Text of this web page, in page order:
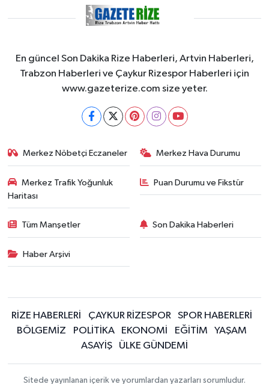
En güncel Son Dakika Rize Haberleri, Artvin Haberleri,
Trabzon Haberleri ve Çaykur Rizespor Haberleri için
www.gazeterize.com size yeter.
Merkez Nöbetçi Eczaneler Merkez Hava Durumu
Merkez Trafik Yoğunluk
Haritası
Puan Durumu ve Fikstür
Tüm Manşetler Son Dakika Haberleri
Haber Arşivi
RİZE HABERLERİ ÇAYKUR RİZESPOR
SPOR HABERLERİ
BÖLGEMİZ
POLİTİKA EKONOMİ EĞİTİM
YAŞAM
ASAYİŞ
ÜLKE GÜNDEMİ
Sitede yayınlanan içerik ve yorumlardan yazarları sorumludur.